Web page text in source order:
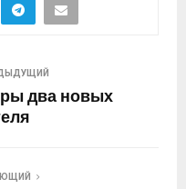
два новых